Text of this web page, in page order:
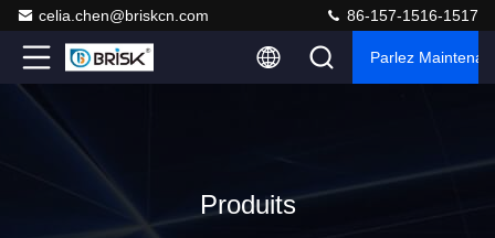
celia.chen@briskcn.com 86-157-1516-1517
Parlez
Produits